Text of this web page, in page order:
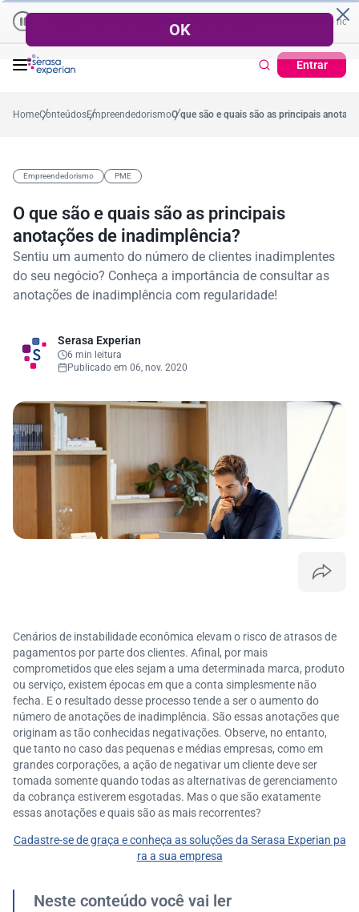
Empresas | Recuperação de Crédito Percentual médio no ano
Entrar
ano Cartão de Crédito |
HomeConteúdosEmpreendedorismoO que são e quais são as principais
Empreendedorismo PME
O que são e quais são as principais
anotações de inadimplência?
Sentiu um aumento do número de clientes inadimplentes
do seu negócio? Conheça a importância de consultar as
anotações de inadimplência com regularidade!
Serasa Experian
6 min leitura
Publicado em 06, nov. 2020
Cenários de instabilidade econômica elevam o risco de atrasos de
pagamentos por parte dos clientes. Afinal, por mais
comprometidos que eles sejam a uma determinada marca, produto
ou serviço, existem épocas em que a conta simplesmente não
fecha. E o resultado desse processo tende a ser o aumento do
número de anotações de inadimplência. São essas anotações que
originam as tão conhecidas negativações. Observe, no entanto,
que tanto no caso das pequenas e médias empresas, como em
grandes corporações, a ação de negativar um cliente deve ser
tomada somente quando todas as alternativas de gerenciamento
da cobrança estiverem esgotadas. Mas o que são exatamente
essas anotações e quais são as mais recorrentes?
Cadastre-se de graça e conheça as soluções da Serasa Experian pa
ra a sua empresa
Neste conteúdo você vai ler